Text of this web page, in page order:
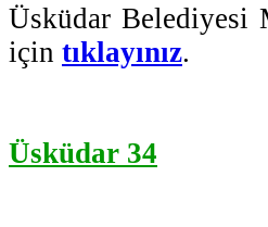
Üsküdar Belediyesi
için tıklayınız.
Üsküdar 34